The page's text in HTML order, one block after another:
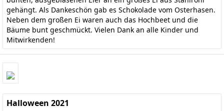
gehängt. Als Dankeschön gab es Schokolade vom Osterhasen.
Neben dem großen Ei waren auch das Hochbeet und die
Bäume bunt geschmückt. Vielen Dank an alle Kinder und
Mitwirkenden!
Halloween 2021